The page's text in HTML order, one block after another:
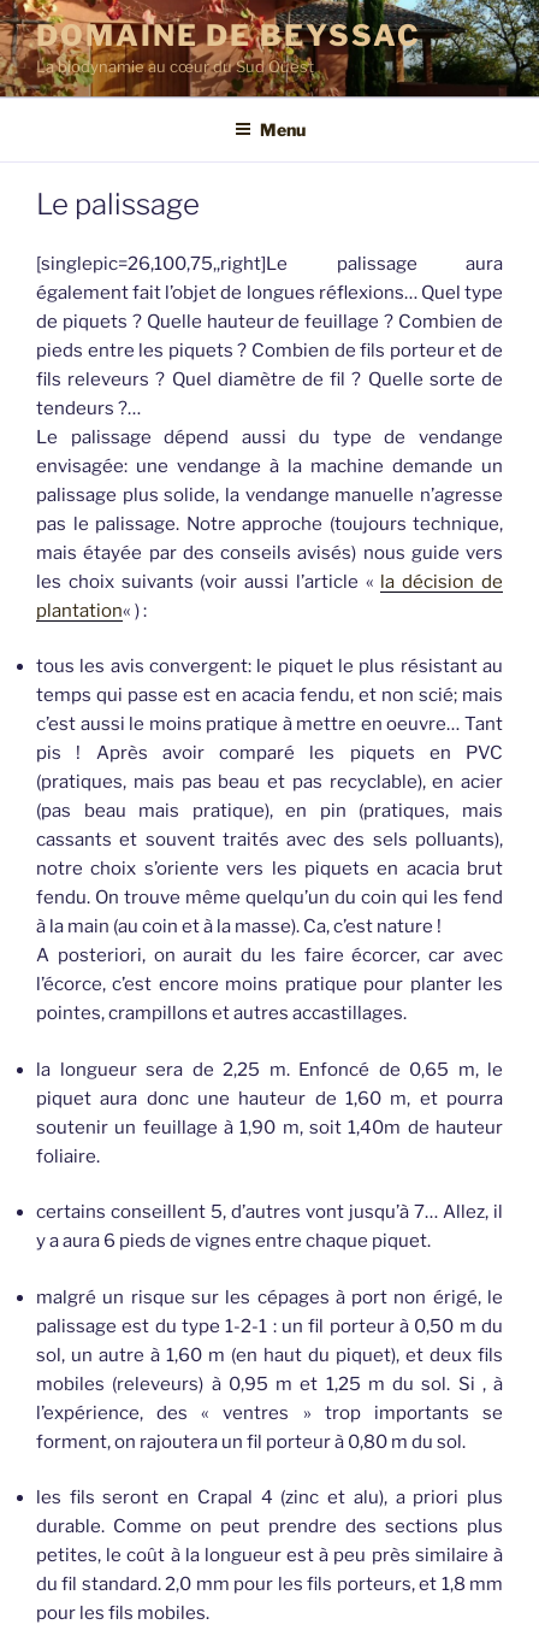
Aller
au
contenu
principal
DOMAINE DE BEYSSAC
La biodynamie au cœur du Sud Ouest
Menu
Le palissage
[singlepic=26,100,75,,right]Le palissage aura
également fait l’objet de longues réflexions… Quel type
de piquets ? Quelle hauteur de feuillage ? Combien de
pieds entre les piquets ? Combien de fils porteur et de
fils releveurs ? Quel diamètre de fil ? Quelle sorte de
tendeurs ?…
Le palissage dépend aussi du type de vendange
envisagée: une vendange à la machine demande un
palissage plus solide, la vendange manuelle n’agresse
pas le palissage. Notre approche (toujours technique,
mais étayée par des conseils avisés) nous guide vers
les choix suivants (voir aussi l’article « la décision de
plantation« ) :
tous les avis convergent: le piquet le plus résistant au
temps qui passe est en acacia fendu, et non scié; mais
c’est aussi le moins pratique à mettre en oeuvre… Tant
pis ! Après avoir comparé les piquets en PVC
(pratiques, mais pas beau et pas recyclable), en acier
(pas beau mais pratique), en pin (pratiques, mais
cassants et souvent traités avec des sels polluants),
notre choix s’oriente vers les piquets en acacia brut
fendu. On trouve même quelqu’un du coin qui les fend
à la main (au coin et à la masse). Ca, c’est nature !
A posteriori, on aurait du les faire écorcer, car avec
l’écorce, c’est encore moins pratique pour planter les
pointes, crampillons et autres accastillages.
la longueur sera de 2,25 m. Enfoncé de 0,65 m, le
piquet aura donc une hauteur de 1,60 m, et pourra
soutenir un feuillage à 1,90 m, soit 1,40m de hauteur
foliaire.
certains conseillent 5, d’autres vont jusqu’à 7… Allez, il
y a aura 6 pieds de vignes entre chaque piquet.
malgré un risque sur les cépages à port non érigé, le
palissage est du type 1-2-1 : un fil porteur à 0,50 m du
sol, un autre à 1,60 m (en haut du piquet), et deux fils
mobiles (releveurs) à 0,95 m et 1,25 m du sol. Si , à
l’expérience, des « ventres » trop importants se
forment, on rajoutera un fil porteur à 0,80 m du sol.
les fils seront en Crapal 4 (zinc et alu), a priori plus
durable. Comme on peut prendre des sections plus
petites, le coût à la longueur est à peu près similaire à
du fil standard. 2,0 mm pour les fils porteurs, et 1,8 mm
pour les fils mobiles.